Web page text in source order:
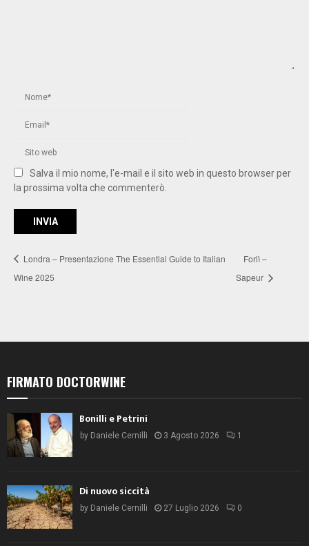
Salva il mio nome, l'e-mail e il sito web in questo browser per
la prossima volta che commenterò.
Londra – Presentazione The Essential Guide to Italian
Wine 2025
Forlì –
Sapeur
FIRMATO DOCTORWINE
Bonilli e Petrini
by Daniele Cernilli 3 Agosto 2026 1
Di nuovo siccità
by Daniele Cernilli 27 Luglio 2026 0